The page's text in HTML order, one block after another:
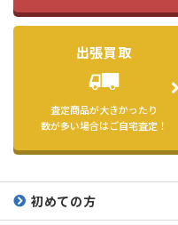
出張買取
査定商品が大きかったり
数が多い場合はご自宅査定！
初めての方